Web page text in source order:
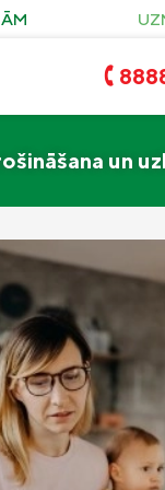
Compensa Life
apdrošināšanas
OCTAapdrošināšana
paneļu
apdrošināšana
apdrošināšana
atbildības
kritisko
Seesam
Nelaimes
un